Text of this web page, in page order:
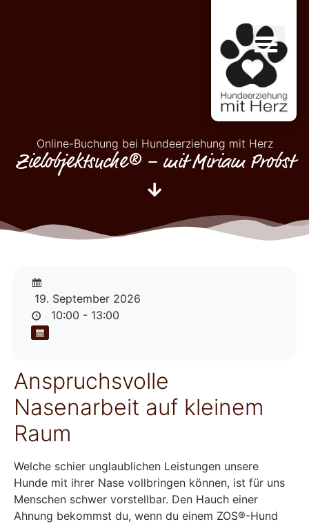
Online-Buchung bei Hundeerziehung mit Herz
Zielobjektsuche® – mit Miriam Probst
19. September 2026
10:00 - 13:00
Anspruchsvolle
Nasenarbeit auf kleinem
Raum
Welche schier unglaublichen Leistungen unsere
Hunde mit ihrer Nase vollbringen können, ist für uns
Menschen schwer vorstellbar. Den Hauch einer
Ahnung bekommst du, wenn du einem ZOS®-Hund